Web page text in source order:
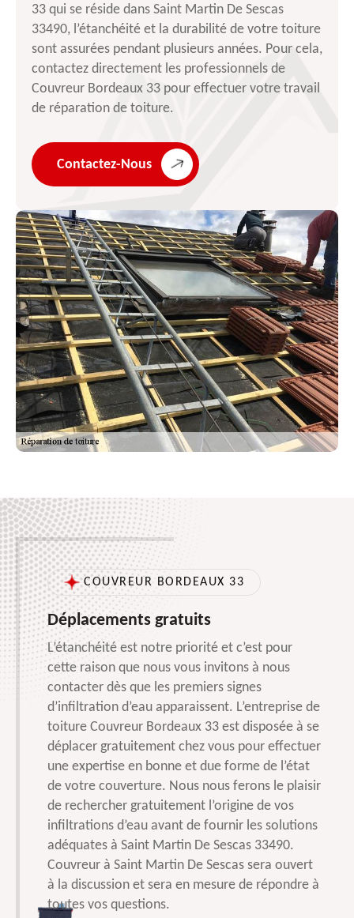
33 qui se réside dans Saint Martin De Sescas
33490, l’étanchéité et la durabilité de votre toiture
sont assurées pendant plusieurs années. Pour cela,
contactez directement les professionnels de
Couvreur Bordeaux 33 pour effectuer votre travail
de réparation de toiture.
Contactez-Nous
COUVREUR BORDEAUX 33
Déplacements gratuits
L’étanchéité est notre priorité et c’est pour
cette raison que nous vous invitons à nous
contacter dès que les premiers signes
d’infiltration d’eau apparaissent. L’entreprise de
toiture Couvreur Bordeaux 33 est disposée à se
déplacer gratuitement chez vous pour effectuer
une expertise en bonne et due forme de l’état
de votre couverture. Nous nous ferons le plaisir
de rechercher gratuitement l’origine de vos
infiltrations d’eau avant de fournir les solutions
adéquates à Saint Martin De Sescas 33490.
Couvreur à Saint Martin De Sescas sera ouvert
à la discussion et sera en mesure de répondre à
toutes vos questions.